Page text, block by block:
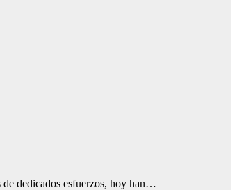
de dedicados esfuerzos, hoy han…